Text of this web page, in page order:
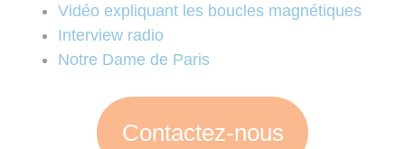
Vidéo expliquant les boucles magnétiques
Interview radio
Notre Dame de Paris
Contactez-nous